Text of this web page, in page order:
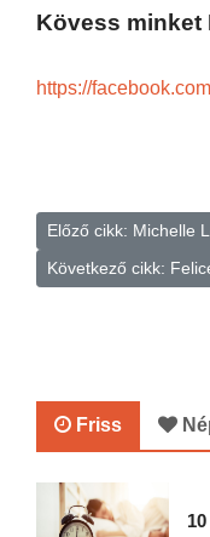
Kövess minket
https://
Előző cikk: Michelle
Következő cikk:
Friss